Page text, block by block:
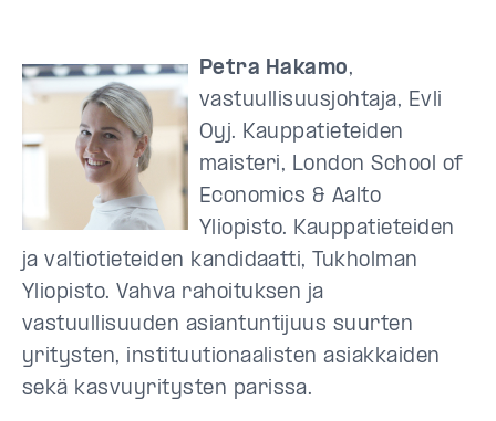
Petra Hakamo,
vastuullisuusjohtaja, Evli
Oyj. Kauppatieteiden
maisteri, London School of
Economics & Aalto
Yliopisto. Kauppatieteiden
ja valtiotieteiden kandidaatti, Tukholman
Yliopisto. Vahva rahoituksen ja
vastuullisuuden asiantuntijuus suurten
yritysten, instituutionaalisten asiakkaiden
sekä kasvuyritysten parissa.